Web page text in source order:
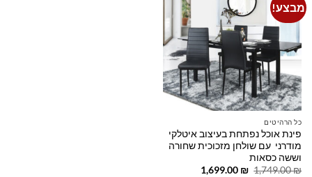
מבצע!
Add to
wishlist
כל הרהיטים
פינת אוכל נפתחת בעיצוב איטלקי
מודרני עם שולחן מזכוכית שחורה
וששה כסאות
1,749.00₪
המחיר
1,699.00 ₪
המחיר